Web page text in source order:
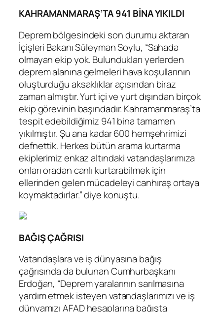
KAHRAMANMARAŞ’TA 941 BİNA YIKILDI
Deprem bölgesindeki son durumu aktaran
İçişleri Bakanı Süleyman Soylu, “Sahada
olmayan ekip yok. Bulundukları yerlerden
deprem alanına gelmeleri hava koşullarının
oluşturduğu aksaklıklar açısından biraz
zaman almıştır. Yurt içi ve yurt dışından birçok
ekip görevinin başındadır. Kahramanmaraş’ta
tespit edebildiğimiz 941 bina tamamen
yıkılmıştır. Şu ana kadar 600 hemşehrimizi
defnettik. Herkes bütün arama kurtarma
ekiplerimiz enkaz altındaki vatandaşlarımıza
onları oradan canlı kurtarabilmek için
ellerinden gelen mücadeleyi canhıraş ortaya
koymaktadırlar.” diye konuştu.
BAĞIŞ ÇAĞRISI
Vatandaşlara ve iş dünyasına bağış
çağrısında da bulunan Cumhurbaşkanı
Erdoğan, “Deprem yaralarının sarılmasına
yardım etmek isteyen vatandaşlarımızı ve iş
dünyamızı AFAD hesaplarına bağışta